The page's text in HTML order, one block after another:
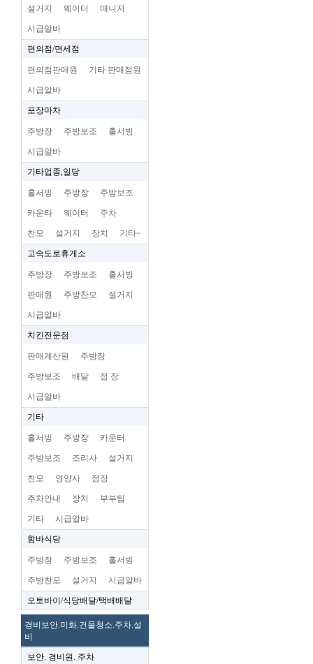
설거지 웨이터 매니저
시급알바
편의점/면세점
편의점판매원 기타 판매점원
시급알바
포장마차
주방장 주방보조 홀서빙
시급알바
기타업종,일당
홀서빙 주방장 주방보조
카운타 웨이터 주차
찬모 설거지 장치 기타~
고속도로휴게소
주방장 주방보조 홀서빙
판매원 주방찬모 설거지
시급알바
치킨전문점
판매계산원 주방장
주방보조 배달 점 장
시급알바
기타
홀서빙 주방장 카운터
주방보조 조리사 설거지
찬모 영양사 점장
주차안내 장치 부부팀
기타 시급알바
함바식당
주방장 주방보조 홀서빙
주방찬모 설거지 시급알바
오토바이/식당배달/택배배달
경비보안.미화.건물청소.주차.설
비
보안. 경비원. 주차